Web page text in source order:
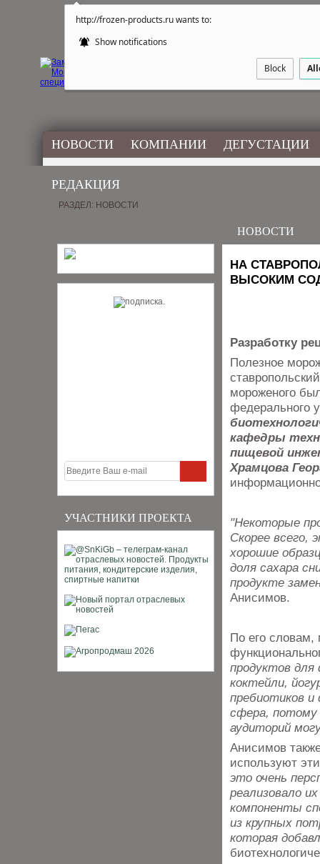
http://frozen-products.ru wants to:
Show notifications
Block
НОВОСТИ КОМПАНИИ ДЕГУСТАЦИИ
РЕДАКЦИЯ
УЧАСТНИКИ ПРОЕКТА
РАЗДЕЛ: НОВОСТИ
НОВОСТИ
НА
ВЫСОКИМ
Разработку
Полезное
мороженого
федерального
кафедры
пищевой
Храмцова
"Некоторые
Скорее всего,
хорошие
доля сахара
продукте
Анисимов.
По его словам,
продуктов для
коктейли,
пребиотиков
сфера, потому
аудиторий
Анисимов
используют
это очень
реализовало
компоненты
из крупных
которая